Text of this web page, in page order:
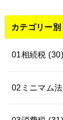
カテゴリー別
01相続税 (30)
02ミニマム法